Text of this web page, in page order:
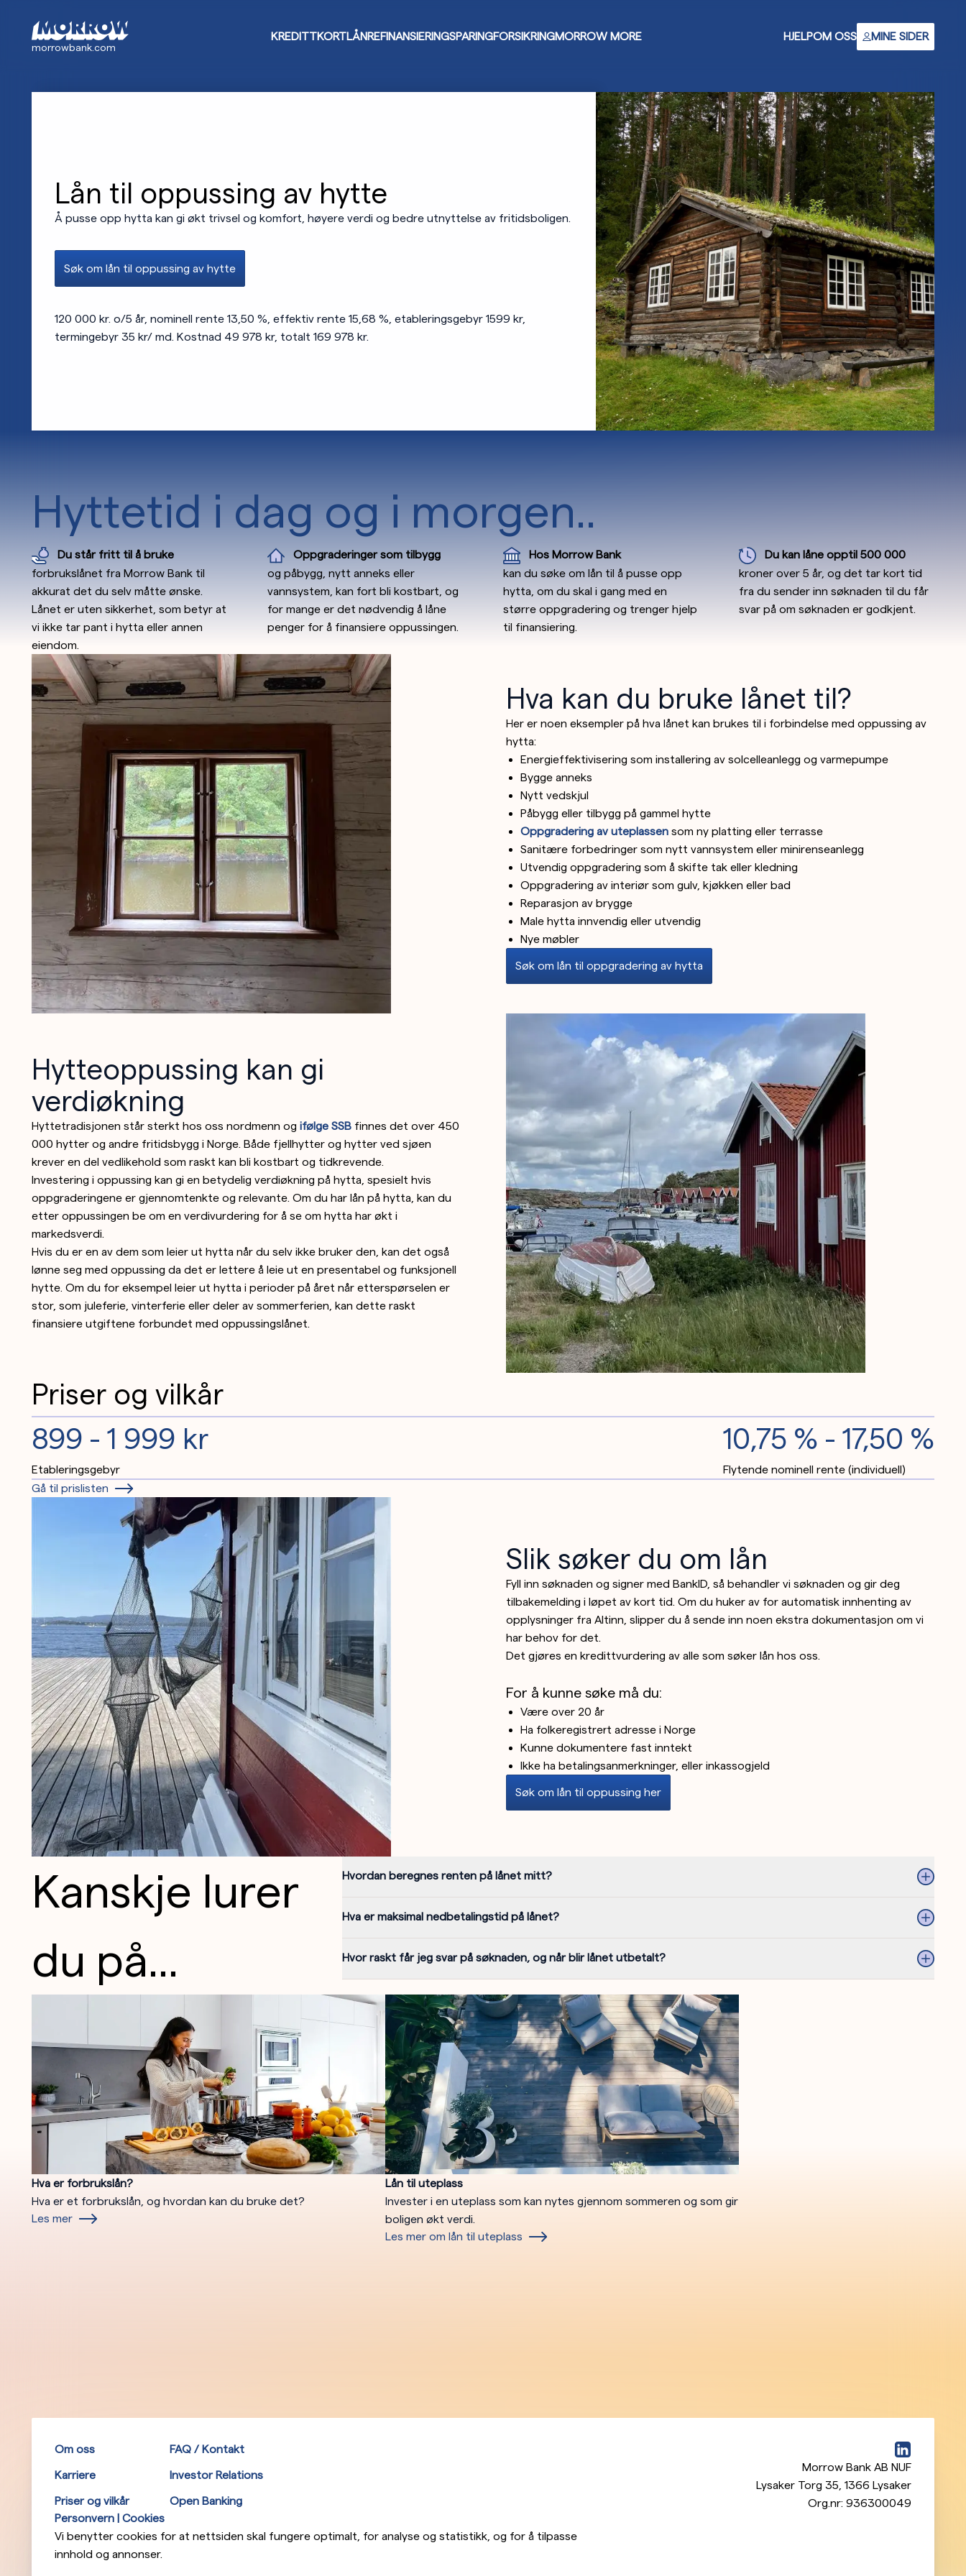
hovedinnhold
morrowbank.com
KREDITTKORTLÅNREFINANSIERINGSPARINGFORSIKRINGMORROW MORE HJELPOM OSS MINE SIDER
Lån til oppussing av hytte
Å pusse opp hytta kan gi økt trivsel og komfort, høyere verdi og bedre utnyttelse av fritidsboligen.
Søk om lån til oppussing av hytte
120 000 kr. o/5 år, nominell rente 13,50 %, effektiv rente 15,68 %, etableringsgebyr 1599 kr,
termingebyr 35 kr/ md. Kostnad 49 978 kr, totalt 169 978 kr.
Hyttetid i dag og i morgen..
Du står fritt til å bruke
forbrukslånet fra Morrow Bank til
akkurat det du selv måtte ønske.
Lånet er uten sikkerhet, som betyr at
vi ikke tar pant i hytta eller annen
eiendom.
Oppgraderinger som tilbygg
og påbygg, nytt anneks eller
vannsystem, kan fort bli kostbart, og
for mange er det nødvendig å låne
penger for å finansiere oppussingen.
Hos Morrow Bank
kan du søke om lån til å pusse opp
hytta, om du skal i gang med en
større oppgradering og trenger hjelp
til finansiering.
Du kan låne opptil 500 000
kroner over 5 år, og det tar kort tid
fra du sender inn søknaden til du får
svar på om søknaden er godkjent.
Hva kan du bruke lånet til?
Her er noen eksempler på hva lånet kan brukes til i forbindelse med oppussing av
hytta:
Energieffektivisering som installering av solcelleanlegg og varmepumpe
Bygge anneks
Nytt vedskjul
Påbygg eller tilbygg på gammel hytte
Oppgradering av uteplassen som ny platting eller terrasse
Sanitære forbedringer som nytt vannsystem eller minirenseanlegg
Utvendig oppgradering som å skifte tak eller kledning
Oppgradering av interiør som gulv, kjøkken eller bad
Reparasjon av brygge
Male hytta innvendig eller utvendig
Nye møbler
Søk om lån til oppgradering av hytta
Hytteoppussing kan gi
verdiøkning
Hyttetradisjonen står sterkt hos oss nordmenn og ifølge SSB finnes det over 450
000 hytter og andre fritidsbygg i Norge. Både fjellhytter og hytter ved sjøen
krever en del vedlikehold som raskt kan bli kostbart og tidkrevende.
Investering i oppussing kan gi en betydelig verdiøkning på hytta, spesielt hvis
oppgraderingene er gjennomtenkte og relevante. Om du har lån på hytta, kan du
etter oppussingen be om en verdivurdering for å se om hytta har økt i
markedsverdi.
Hvis du er en av dem som leier ut hytta når du selv ikke bruker den, kan det også
lønne seg med oppussing da det er lettere å leie ut en presentabel og funksjonell
hytte. Om du for eksempel leier ut hytta i perioder på året når etterspørselen er
stor, som juleferie, vinterferie eller deler av sommerferien, kan dette raskt
finansiere utgiftene forbundet med oppussingslånet.
Priser og vilkår
899 - 1 999 kr
Etableringsgebyr
10,75 % - 17,50 %
Flytende nominell rente (individuell)
Gå til prislisten
Slik søker du om lån
Fyll inn søknaden og signer med BankID, så behandler vi søknaden og gir deg
tilbakemelding i løpet av kort tid. Om du huker av for automatisk innhenting av
opplysninger fra Altinn, slipper du å sende inn noen ekstra dokumentasjon om vi
har behov for det.
Det gjøres en kredittvurdering av alle som søker lån hos oss.
For å kunne søke må du:
Være over 20 år
Ha folkeregistrert adresse i Norge
Kunne dokumentere fast inntekt
Ikke ha betalingsanmerkninger, eller inkassogjeld
Søk om lån til oppussing her
Kanskje lurer
du på...
Hvordan beregnes renten på lånet mitt?
Hva er maksimal nedbetalingstid på lånet?
Hvor raskt får jeg svar på søknaden, og når blir lånet utbetalt?
Hva er forbrukslån?
Hva er et forbrukslån, og hvordan kan du bruke det?
Les mer
Lån til uteplass
Invester i en uteplass som kan nytes gjennom sommeren og som gir
boligen økt verdi.
Les mer om lån til uteplass
Om oss FAQ / Kontakt
Karriere Investor Relations
Priser og vilkår
Open Banking
Personvern | Cookies
Vi benytter cookies for at nettsiden skal fungere optimalt, for analyse og statistikk, og for å tilpasse
innhold og annonser.
Morrow Bank AB NUF
Lysaker Torg 35 1366 Lysaker
Org.nr: 936300049